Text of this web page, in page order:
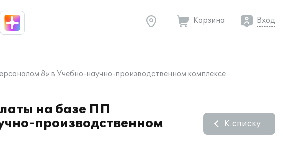
Корзина Вход
8» в Учебно-научно-производственном комплексе
на базе ПП
производственном
К списку